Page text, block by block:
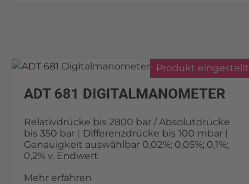
Produkt eingestellt
ADT 681 DIGITALMANOMETER
Relativdrücke bis 2800 bar / Absolutdrücke
bis 350 bar | Differenzdrücke bis 100 mbar |
Genauigkeit auswählbar 0,02%; 0,05%; 0,1%;
0,2% v. Endwert
Mehr erfahren